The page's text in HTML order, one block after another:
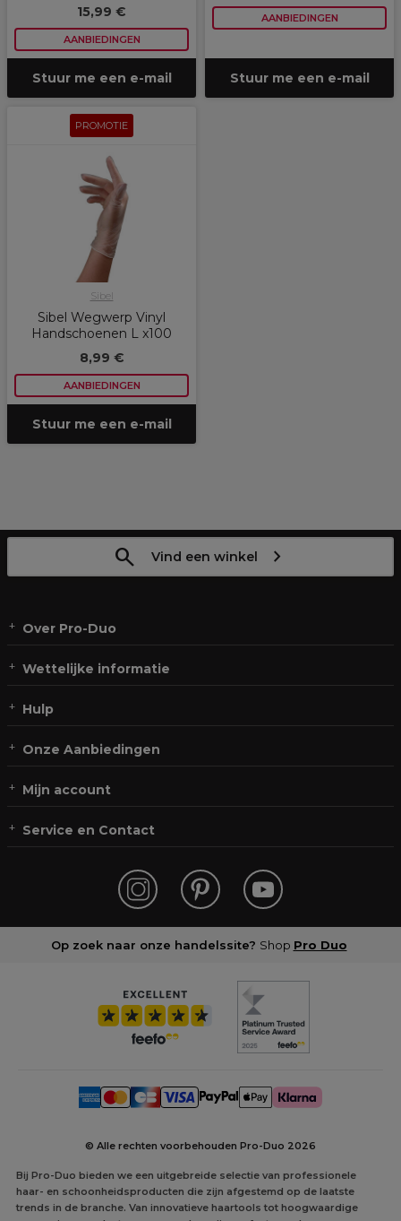
15,99 €
AANBIEDINGEN
Stuur me een e-mail
AANBIEDINGEN
Stuur me een e-mail
PROMOTIE
Sibel
Sibel Wegwerp Vinyl
Handschoenen L x100
8,99 €
AANBIEDINGEN
Stuur me een e-mail
Vind een winkel
Over Pro-Duo
Wettelijke informatie
Hulp
Onze Aanbiedingen
Mijn account
Service en Contact
Op zoek naar onze handelssite? Shop Pro Duo
© Alle rechten voorbehouden Pro-Duo 2026
Bij Pro-Duo bieden we een uitgebreide selectie van professionele
haar- en schoonheidsproducten die zijn afgestemd op de laatste
trends in de branche. Van innovatieve haartools tot hoogwaardige